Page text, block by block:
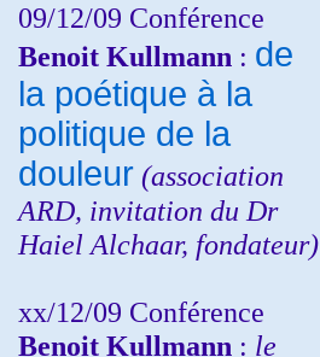
09/12/09 Conférence
Benoit Kullmann : de
la poétique à la
politique de la
douleur (association
ARD, invitation du Dr
Haiel Alchaar, fondateur)
xx/12/09 Conférence
Benoit Kullmann : le